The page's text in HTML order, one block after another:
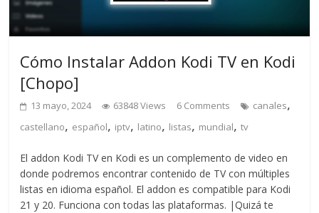
Cómo Instalar Addon Kodi TV en Kodi
[Chopo]
13 mayo, 2024 63848 Views 6 Comments canales,
castellano, español, iptv, latino, listas, mundial,tv
El addon Kodi TV en Kodi es un complemento de video en
donde podremos encontrar contenido de TV con múltiples
listas en idioma español. El addon es compatible para Kodi
21 y 20. Funciona con todas las plataformas. |Quizá te